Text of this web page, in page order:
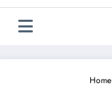
Home